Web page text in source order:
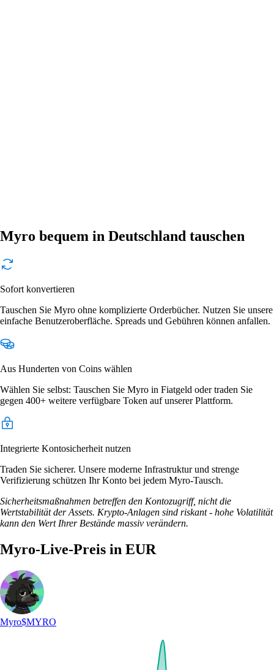
Myro bequem in Deutschland tauschen
Sofort konvertieren
Tauschen Sie Myro ohne komplizierte Orderbücher. Nutzen Sie unsere
einfache Benutzeroberfläche. Spreads und Gebühren können anfallen.
Aus Hunderten von Coins wählen
Wählen Sie selbst: Tauschen Sie Myro in Fiatgeld oder traden Sie
gegen 400+ weitere verfügbare Token auf unserer Plattform.
Integrierte Kontosicherheit nutzen
Traden Sie sicherer. Unsere moderne Infrastruktur und strenge
Verifizierung schützen Ihr Konto bei jedem Myro-Tausch.
Sicherheitsmaßnahmen betreffen den Kontozugriff, nicht die
Wertstabilität der Assets. Krypto-Anlagen sind riskant - hohe Volatilität
kann den Wert Ihrer Bestände massiv verändern.
Myro-Live-Preis in EUR
Myro$MYRO